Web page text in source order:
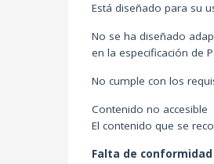
Está diseñado para su
No se ha diseñado
en la especificación de
No cumple con los
Contenido no accesible
El contenido que se
Falta de conformidad